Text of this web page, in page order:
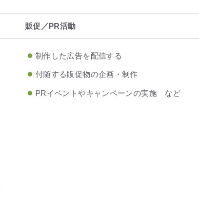
販促／PR活動
制作した広告を配信する
付随する販促物の企画・制作
PRイベントやキャンペーンの実施 など